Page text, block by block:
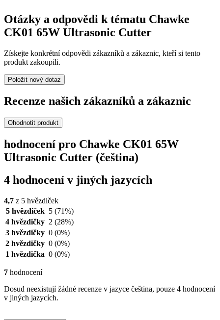
Otázky a odpovědi k tématu Chawke
CK01 65W Ultrasonic Cutter
Získejte konkrétní odpovědi zákazníků a zákaznic, kteří si tento
produkt zakoupili.
Položit nový dotaz
Recenze našich zákazníků a zákaznic
Ohodnotit produkt
hodnocení pro Chawke CK01 65W
Ultrasonic Cutter (čeština)
4 hodnocení v jiných jazycích
4,7 z 5 hvězdiček
5 hvězdiček 5 (71%)
4 hvězdičky 2 (28%)
3 hvězdičky 0 (0%)
2 hvězdičky 0 (0%)
1 hvězdička 0 (0%)
7 hodnocení
Dosud neexistují žádné recenze v jazyce čeština, pouze 4 hodnocení
v jiných jazycích.